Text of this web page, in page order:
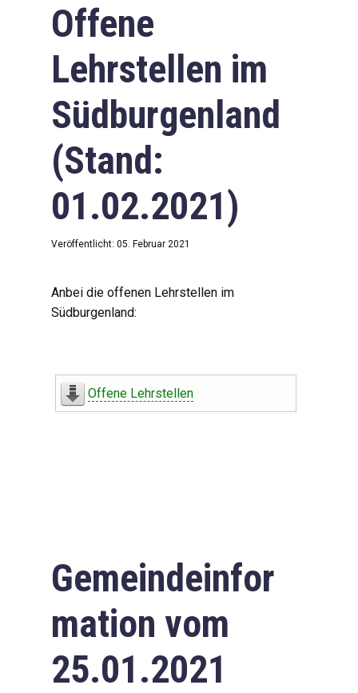
Offene
Lehrstellen im
Südburgenland
(Stand:
01.02.2021)
Veröffentlicht: 05. Februar 2021
Anbei die offenen Lehrstellen im
Südburgenland:
Offene Lehrstellen
Gemeindeinfor
mation vom
25.01.2021